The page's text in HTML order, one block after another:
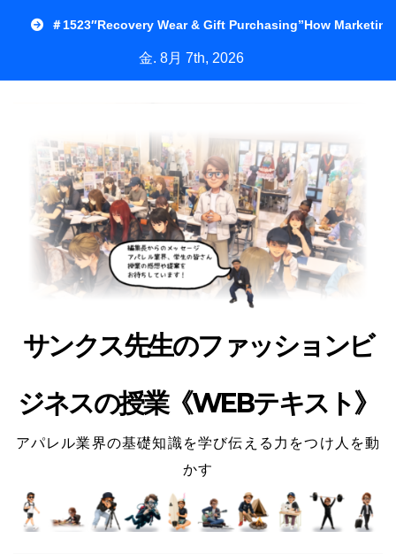
＃1523″Recovery Wear & Gift Purchasing”How
金. 8月 7th, 2026
サンクス先生のファッションビ
ジネスの授業《WEBテキスト》
アパレル業界の基礎知識を学び伝える力をつけ人を動
かす